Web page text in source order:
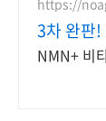
3차 완판
NMN+ 비